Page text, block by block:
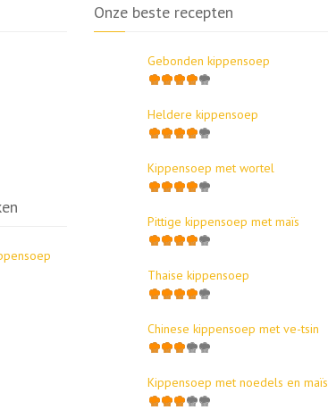
Onze beste recepten
Gebonden kippensoep
Heldere kippensoep
Kippensoep met wortel
Pittige kippensoep met maïs
Thaise kippensoep
Chinese kippensoep met ve-tsin
Kippensoep met noedels en maïs